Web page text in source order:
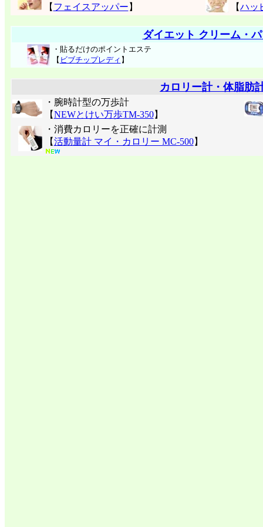
【 フェイスアッパー 】 【ハッ
ダイエット クリーム・
・貼るだけのポイントエステ
【 ビブチップレディ 】
カロリー計・体脂肪
・腕時計型の万歩計
【NEWとけい万歩TM-350】
・消費カロリーを正確に計測
【活動量計 マイ・カロリー MC-500】